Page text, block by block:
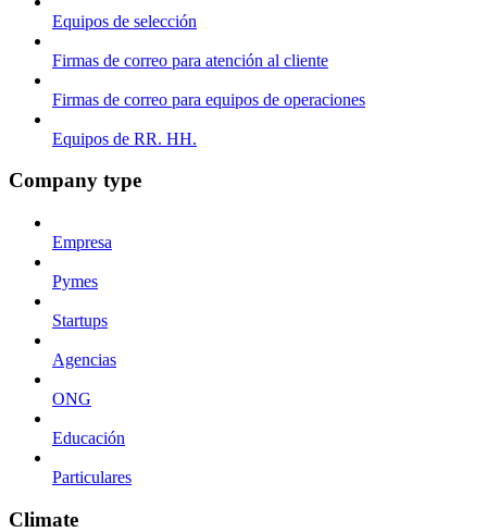
Equipos de selección
Firmas de correo para atención al cliente
Firmas de correo para equipos de operaciones
Equipos de RR. HH.
Company type
Empresa
Pymes
Startups
Agencias
ONG
Educación
Particulares
Climate